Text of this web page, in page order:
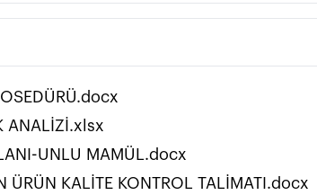
ANALİZİ.xlsx
UNLU MAMÜL.docx
ÜRÜN KALİTE KONTROL TALİMATI.docx